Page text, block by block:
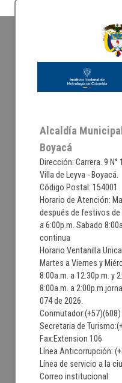
Alcaldía
Boyacá
Dirección: Carrera. 9
Villa de Leyva - Boyacá.
Código Postal: 154001
Horario de Atención:
después de festivos de
a 6:00p.m. Sabado
continua
Horario Ventanilla
Martes a Viernes y
8:00a.m. a 12:30p.m. y
8:00a.m. a
074 de 2026.
Secretaria de
Fax:Extension 106
Línea Anticorrupción:
Línea de servicio a la
Correo institucional: